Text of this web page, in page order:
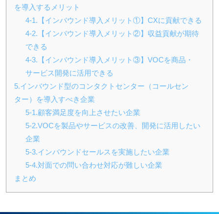
を導入するメリット
4-1.【インバウンド導入メリット①】CXに貢献できる
4-2.【インバウンド導入メリット②】収益貢献が期待
できる
4-3.【インバウンド導入メリット③】VOCを商品・
サービス開発に活用できる
5.インバウンド型のコンタクトセンター（コールセン
ター）を導入すべき企業
5-1.顧客満足度を向上させたい企業
5-2.VOCを製品やサービスの改善、開発に活用したい
企業
5-3.インバウンドセールスを実施したい企業
5-4.対面での問い合わせ対応が難しい企業
まとめ